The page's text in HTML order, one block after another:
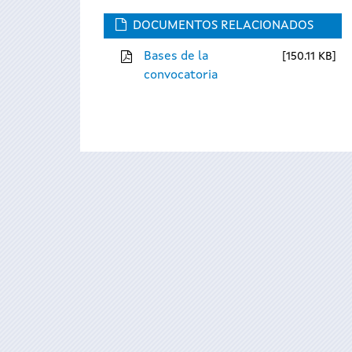
DOCUMENTOS RELACIONADOS
Bases de la
convocatoria
150.11 KB